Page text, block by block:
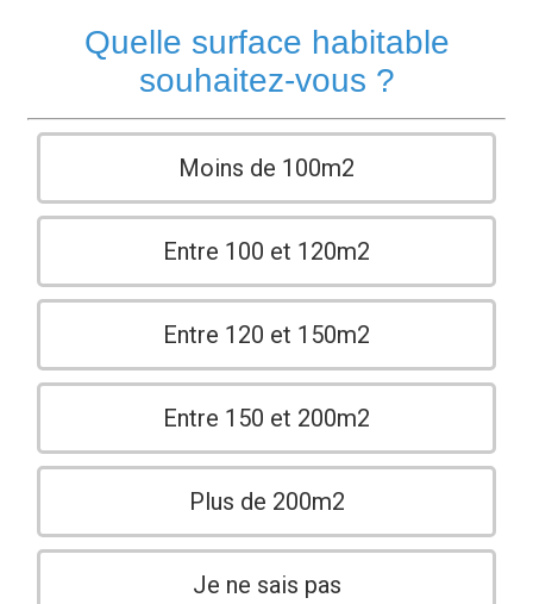
Quelle surface habitable
souhaitez-vous ?
Moins de 100m2
Entre 100 et 120m2
Entre 120 et 150m2
Entre 150 et 200m2
Plus de 200m2
Je ne sais pas